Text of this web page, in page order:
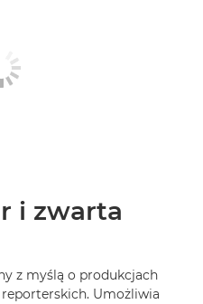
i zwarta
z myślą o produkcjach
Umożliwia